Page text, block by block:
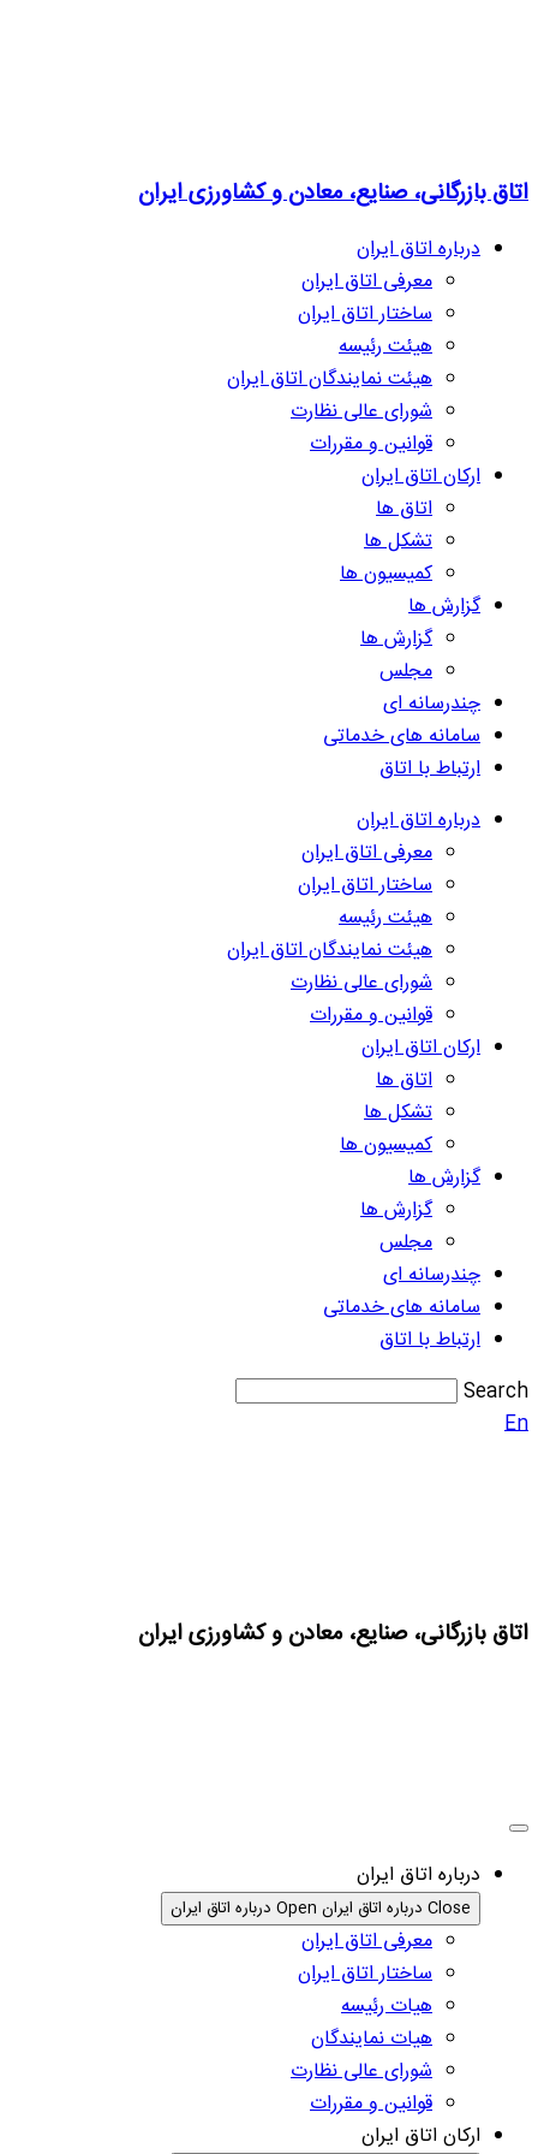
اتاق بازرگانی، صنایع، معادن و کشاورزی ایران
درباره اتاق ایران
معرفی اتاق ایران
ساختار اتاق ایران
هیئت رئیسه
هیئت نمایندگان اتاق ایران
شورای عالی نظارت
قوانین و مقررات
ارکان اتاق ایران
اتاق ها
تشکل ها
کمیسیون ها
گزارش ها
گزارش ها
مجلس
چندرسانه ای
سامانه های خدماتی
ارتباط با اتاق
درباره اتاق ایران
معرفی اتاق ایران
ساختار اتاق ایران
هیئت رئیسه
هیئت نمایندگان اتاق ایران
شورای عالی نظارت
قوانین و مقررات
ارکان اتاق ایران
اتاق ها
تشکل ها
کمیسیون ها
گزارش ها
گزارش ها
مجلس
چندرسانه ای
سامانه های خدماتی
ارتباط با اتاق
Search
En
اتاق بازرگانی، صنایع، معادن و کشاورزی ایران
درباره اتاق ایران
Close درباره اتاق ایران Open درباره اتاق ایران
معرفی اتاق ایران
ساختار اتاق ایران
هیات رئیسه
هیات نمایندگان
شورای عالی نظارت
قوانین و مقررات
ارکان اتاق ایران